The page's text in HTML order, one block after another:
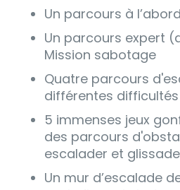
Un parcours à
Un parcours expert
Mission sabotage
Quatre parcours
différentes difficultés
5 immenses jeux
des parcours
escalader et
Un mur d’escalade